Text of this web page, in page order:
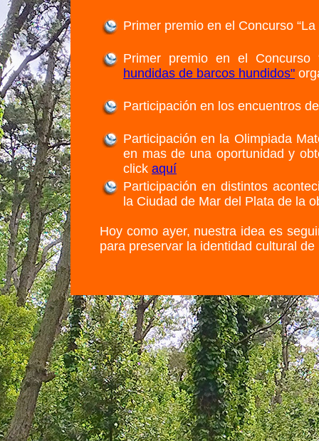
Primer premio en el Concurso
Primer premio en el
hundidas de barcos hundidos"
Participación en los encuentros
Participación en la Olimpiada
en mas de una oportunidad y
click aquí
Participación en distintos
la Ciudad de Mar del Plata de la
Hoy como ayer, nuestra idea es
para preservar la identidad cultural